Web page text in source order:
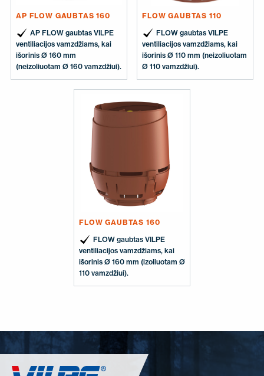
AP FLOW GAUBTAS 160
AP FLOW gaubtas VILPE
ventiliacijos vamzdžiams, kai
išorinis Ø 160 mm
(neizoliuotam Ø 160 vamzdžiui).
FLOW GAUBTAS 110
FLOW gaubtas VILPE
ventiliacijos vamzdžiams, kai
išorinis Ø 110 mm (neizoliuotam
Ø 110 vamzdžiui).
FLOW GAUBTAS 160
FLOW gaubtas VILPE
ventiliacijos vamzdžiams, kai
išorinis Ø 160 mm (izoliuotam Ø
110 vamzdžiui).